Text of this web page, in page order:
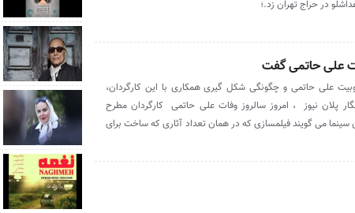
در حراج تهران زد.؛
علی حاتمی گفت
علی حاتمی و چگونگی شکل گیری همکاری با این کارگردان،
پلان نیوز ، امروز سالروز وفات علی حاتمی کارگردان مطرح
می گویند فیلمسازی که در همان تعداد آثاری که ساخت برای